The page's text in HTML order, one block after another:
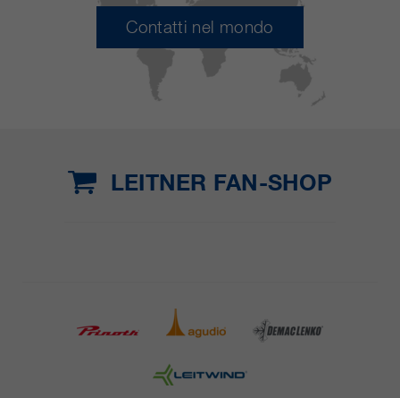
Contatti nel mondo
LEITNER FAN-SHOP